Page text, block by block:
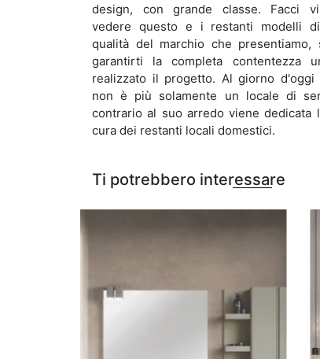
design, con grande classe. Facci
vedere questo e i restanti modelli
qualità del marchio che presentiamo,
garantirti la completa contentezza
realizzato il progetto. Al giorno d'oggi
non è più solamente un locale di
contrario al suo arredo viene dedicata
cura dei restanti locali domestici.
Ti potrebbero interessare